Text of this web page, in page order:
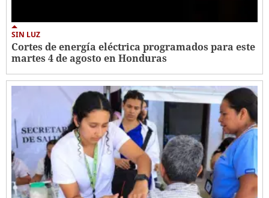
SIN LUZ
Cortes de energía eléctrica programados para este
martes 4 de agosto en Honduras